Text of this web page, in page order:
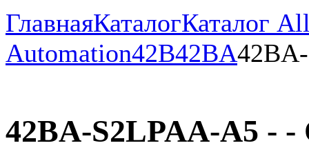
ГлавнаяКаталогКаталог
Automation42B42BA
42BA-S2LPAA-A5 -